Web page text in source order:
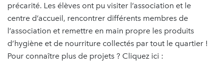
précarité. Les élèves ont pu visiter l’association et le
centre d’accueil, rencontrer différents membres de
l’association et remettre en main propre les produits
d’hygiène et de nourriture collectés par tout le quartier !
Pour connaître plus de projets ? Cliquez ici :